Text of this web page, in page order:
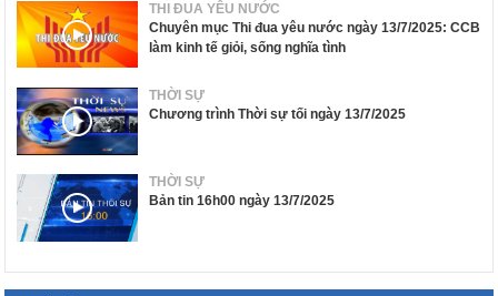
THI ĐUA YÊU NƯỚC
Chuyên mục Thi đua yêu nước ngày 13/7/2025: CCB
làm kinh tế giỏi, sống nghĩa tình
THỜI SỰ
Chương trình Thời sự tối ngày 13/7/2025
THỜI SỰ
Bản tin 16h00 ngày 13/7/2025